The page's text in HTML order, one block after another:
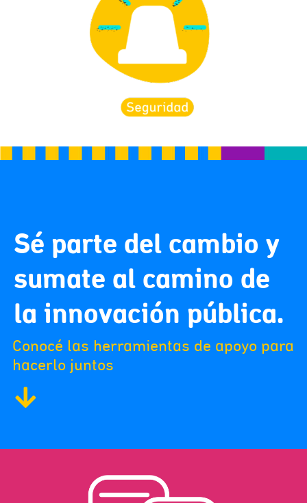
Sé parte del cambio y
sumate al camino de
la innovación pública.
Conocé las herramientas de apoyo para
hacerlo juntos